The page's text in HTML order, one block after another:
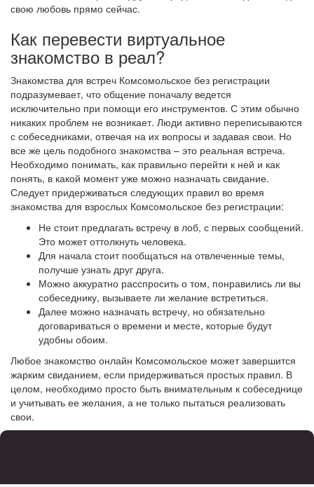
свою любовь прямо сейчас.
Как перевести виртуальное
знакомство в реал?
Знакомства для встреч Комсомольское без регистрации
подразумевает, что общение поначалу ведется
исключительно при помощи его инструментов. С этим обычно
никаких проблем не возникает. Люди активно переписываются
с собеседниками, отвечая на их вопросы и задавая свои. Но
все же цель подобного знакомства – это реальная встреча.
Необходимо понимать, как правильно перейти к ней и как
понять, в какой момент уже можно назначать свидание.
Следует придерживаться следующих правил во время
знакомства для взрослых Комсомольское без регистрации:
Не стоит предлагать встречу в лоб, с первых сообщений.
Это может оттолкнуть человека.
Для начала стоит пообщаться на отвлеченные темы,
получше узнать друг друга.
Можно аккуратно расспросить о том, понравились ли вы
собеседнику, вызываете ли желание встретиться.
Далее можно назначать встречу, но обязательно
договариваться о времени и месте, которые будут
удобны обоим.
Любое знакомство онлайн Комсомольское может завершится
жарким свиданием, если придерживаться простых правил. В
целом, необходимо просто быть внимательным к собеседнице
и учитывать ее желания, а не только пытаться реализовать
свои.